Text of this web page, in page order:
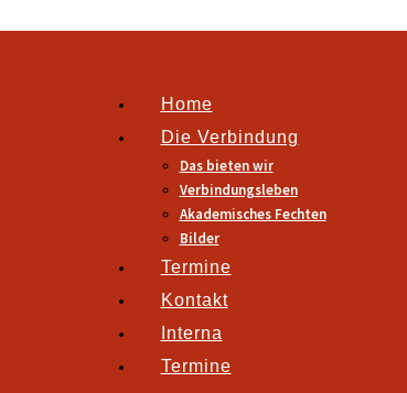
Home
Die Verbindung
Das bieten wir
Verbindungsleben
Akademisches Fechten
Bilder
Termine
Kontakt
Interna
Termine